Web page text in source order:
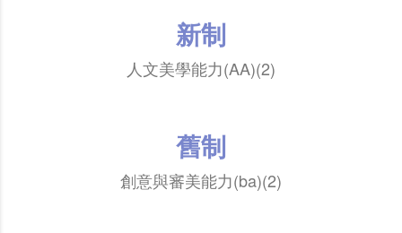
新制
人文美學能力(AA)(2)
舊制
創意與審美能力(ba)(2)